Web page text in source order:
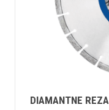
DIAMANTNE